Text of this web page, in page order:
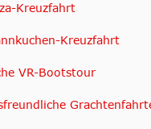
Kreuzfahrt
Kreuzfahrt
VR-Bootstour